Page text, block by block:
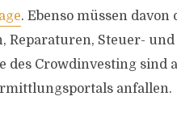
. Ebenso müssen
Reparaturen, Steuer-
des Crowdinvesting sind
anfallen.